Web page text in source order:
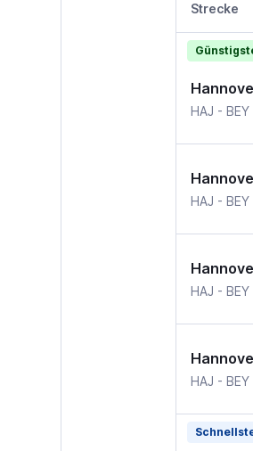
Strecke
HAJ - BEY
HAJ - BEY
HAJ - BEY
HAJ - BEY